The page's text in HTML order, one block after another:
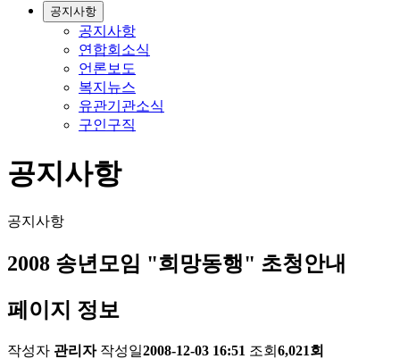
공지사항
공지사항
연합회소식
언론보도
복지뉴스
유관기관소식
구인구직
공지사항
공지사항
2008 송년모임 "희망동행" 초청안내
페이지 정보
작성자 관리자 작성일2008-12-03 16:51 조회 6,021회